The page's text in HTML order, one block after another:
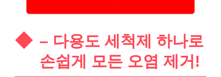
– 다용도 세척제 하나로
손쉽게 모든 오염 제거!